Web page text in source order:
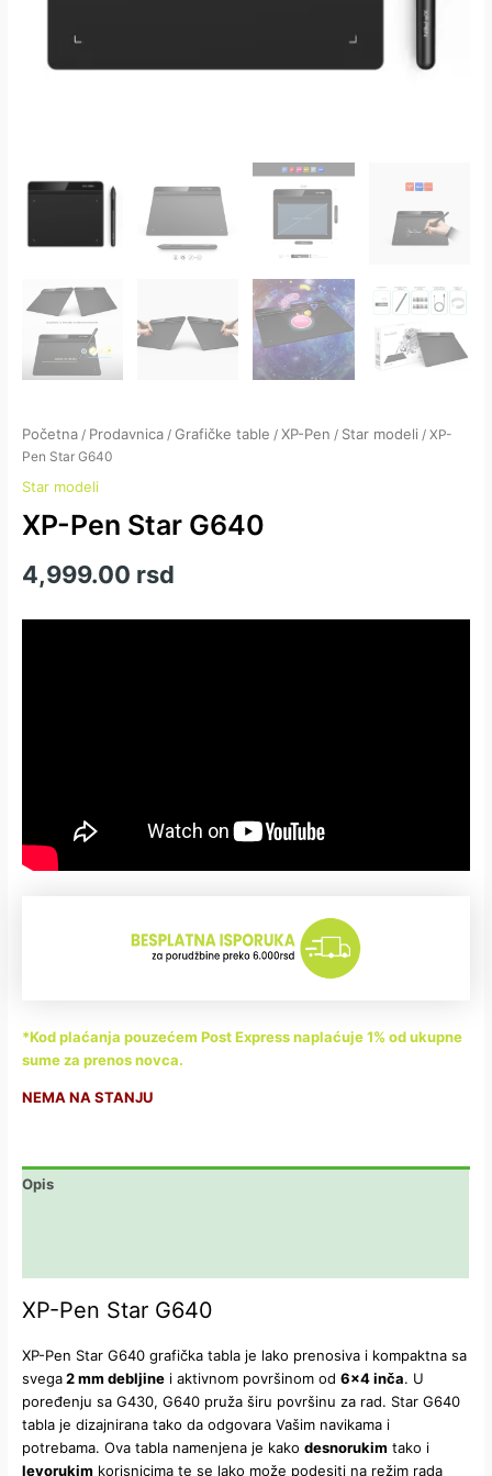
Početna / Prodavnica /Grafičke table /XP-Pen / Star modeli / XP-
Pen Star G640
Star modeli
XP-Pen Star G640
4,999.00 rsd
*Kod plaćanja pouzećem Post Express naplaćuje 1% od ukupne
sume za prenos novca.
NEMA NA STANJU
Opis
XP-Pen Star G640
XP-Pen Star G640 grafička tabla je lako prenosiva i kompaktna sa
svega2 mm debljine i aktivnom površinom od6×4 inča. U
poređenju sa G430, G640 pruža širu površinu za rad. Star G640
tabla je dizajnirana tako da odgovara Vašim navikama i
potrebama. Ova tabla namenjena je kakodesnorukim tako i
levorukim korisnicima te se lako može podesiti na režim rada